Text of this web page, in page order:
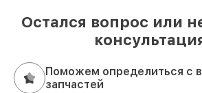
Остался вопрос или
Поможем определиться с
запчастей